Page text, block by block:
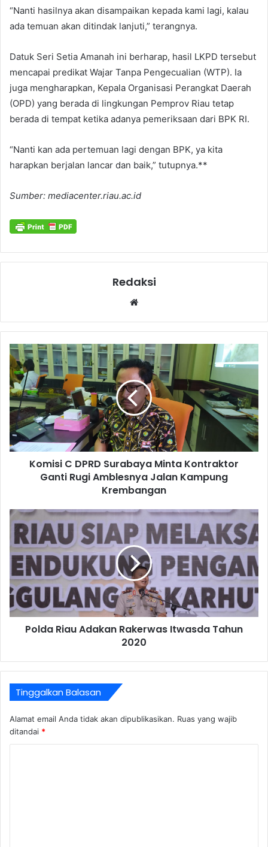
“Nanti hasilnya akan disampaikan kepada kami lagi, kalau
ada temuan akan ditindak lanjuti,” terangnya.
Datuk Seri Setia Amanah ini berharap, hasil LKPD tersebut
mencapai predikat Wajar Tanpa Pengecualian (WTP). Ia
juga mengharapkan, Kepala Organisasi Perangkat Daerah
(OPD) yang berada di lingkungan Pemprov Riau tetap
berada di tempat ketika adanya pemeriksaan dari BPK RI.
“Nanti kan ada pertemuan lagi dengan BPK, ya kita
harapkan berjalan lancar dan baik,” tutupnya.**
Sumber: mediacenter.riau.ac.id
Redaksi
Komisi C DPRD Surabaya Minta Kontraktor
Ganti Rugi Amblesnya Jalan Kampung
Krembangan
Polda Riau Adakan Rakerwas Itwasda Tahun
2020
Tinggalkan Balasan
Alamat email Anda tidak akan dipublikasikan. Ruas yang wajib
ditandai *